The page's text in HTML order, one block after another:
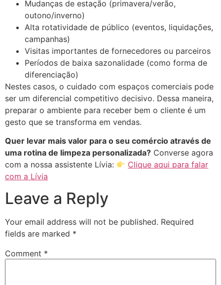
Mudanças de estação (primavera/verão,
outono/inverno)
Alta rotatividade de público (eventos, liquidações,
campanhas)
Visitas importantes de fornecedores ou parceiros
Períodos de baixa sazonalidade (como forma de
diferenciação)
Nestes casos, o cuidado com espaços comerciais pode
ser um diferencial competitivo decisivo. Dessa maneira,
preparar o ambiente para receber bem o cliente é um
gesto que se transforma em vendas.
Quer levar mais valor para o seu comércio através de
uma rotina de limpeza personalizada? Converse agora
com a nossa assistente Lívia:
Clique aqui para falar
com a Lívia
Leave a Reply
Your email address will not be published. Required
fields are marked *
Comment *